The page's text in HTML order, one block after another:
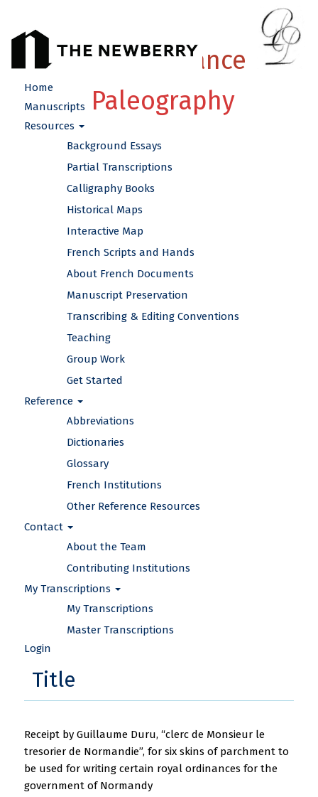
French Renaissance
Paleography
Home
Manuscripts
Resources
Background Essays
Partial Transcriptions
Calligraphy Books
Historical Maps
Interactive Map
French Scripts and Hands
About French Documents
Manuscript Preservation
Transcribing & Editing Conventions
Teaching
Group Work
Get Started
Reference
Abbreviations
Dictionaries
Glossary
French Institutions
Other Reference Resources
Contact
About the Team
Contributing Institutions
My Transcriptions
My Transcriptions
Master Transcriptions
Login
Title
Receipt by Guillaume Duru, “clerc de Monsieur le
tresorier de Normandie”, for six skins of parchment to
be used for writing certain royal ordinances for the
government of Normandy